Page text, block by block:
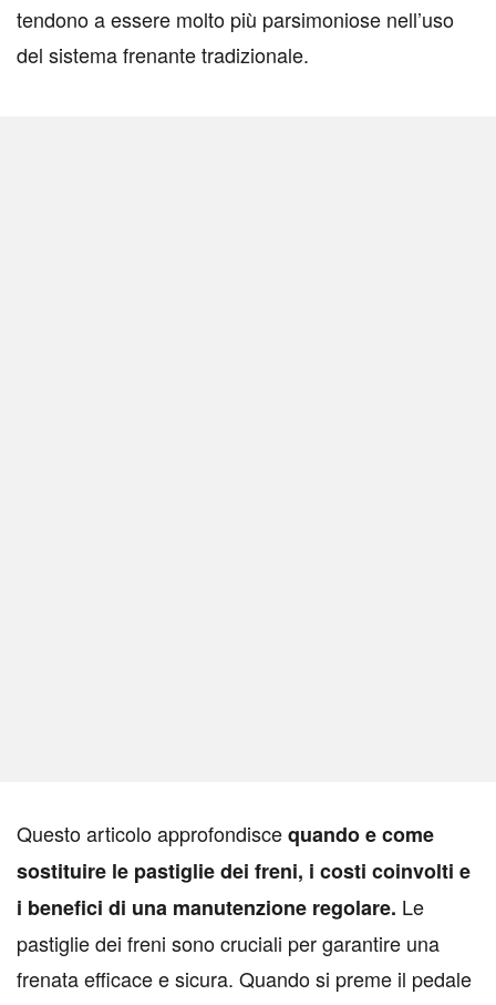
tendono a essere molto più parsimoniose nell’uso
del sistema frenante tradizionale.
Questo articolo approfondiscequando e come
sostituire le pastiglie dei freni, i costi coinvolti e
i benefici di una manutenzione regolare. Le
pastiglie dei freni sono cruciali per garantire una
frenata efficace e sicura. Quando si preme il pedale